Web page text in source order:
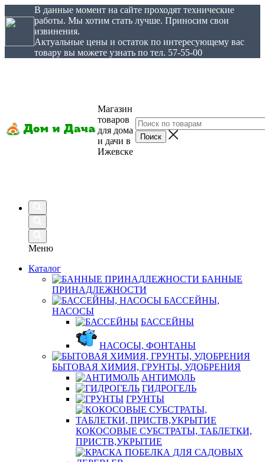
В данные момент на сайте проходят технические
работы. Мы хотим стать лучше. Приносим свои
извинения.
Актуальные цены и остаток по интересующему вас
товару вы можете узнать по тел. 57-55-00
Магазин
товаров
для дома
и дачи в
Ижевске
Меню
Каталог
БАННЫЕ
ПРИНАДЛЕЖНОСТИ
БАССЕЙНЫ,
НАСОСЫ
БАССЕЙНЫ
НАСОСЫ, ФОНТАНЫ
БЫТОВАЯ ХИМИЯ, ГРУНТЫ, УДОБРЕНИЯ
АНТИМОЛЬ
ГИДРОГЕЛЬ
ГРУНТЫ
КОКОСОВЫЕ СУБСТРАТЫ, ТАБЛЕТКИ,
ПРИСТВ,УКРЫТИЕ